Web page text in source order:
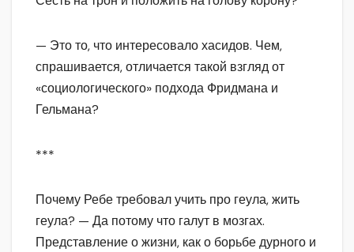
— Это то, что интересовало хасидов. Чем,
спрашивается, отличается такой взгляд от
«социологического» подхода Фридмана и
Гельмана?
***
Почему Ребе требовал учить про геула, жить
геула? — Да потому что галут в мозгах.
Представление о жизни, как о борьбе дурного и